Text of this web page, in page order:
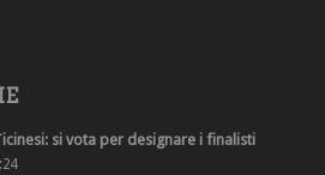
si vota per designare i finalisti